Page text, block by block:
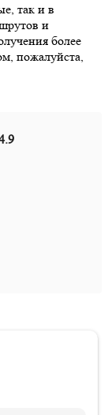
так и в
и
более
пожалуйста,